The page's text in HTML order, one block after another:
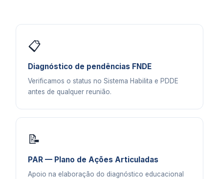
📋
Diagnóstico de pendências FNDE
Verificamos o status no Sistema Habilita e PDDE
antes de qualquer reunião.
📝
PAR — Plano de Ações Articuladas
Apoio na elaboração do diagnóstico educacional